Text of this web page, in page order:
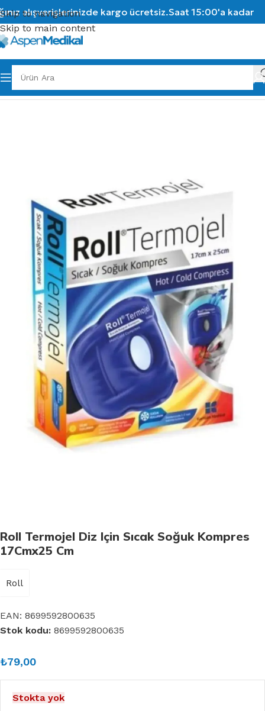
Skip to navigation
Skip to main content
alışverişlerinizde kargo ücretsiz.Saat 15:00'a kadar
Ana Sayfa
Roll Termojel Diz Için Sıcak Soğuk Kompres
17Cmx25 Cm
Roll
EAN: 8699592800635
Stok kodu: 8699592800635
₺79,00
Stokta yok